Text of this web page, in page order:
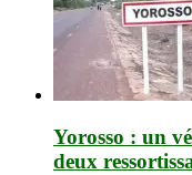
Yorosso : un
deux